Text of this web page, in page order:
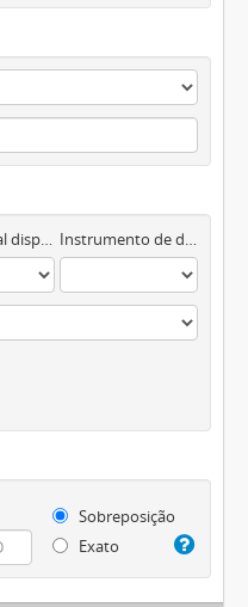
Objeto digital disponível Instrumento de descrição documental
Sobreposição
Exato